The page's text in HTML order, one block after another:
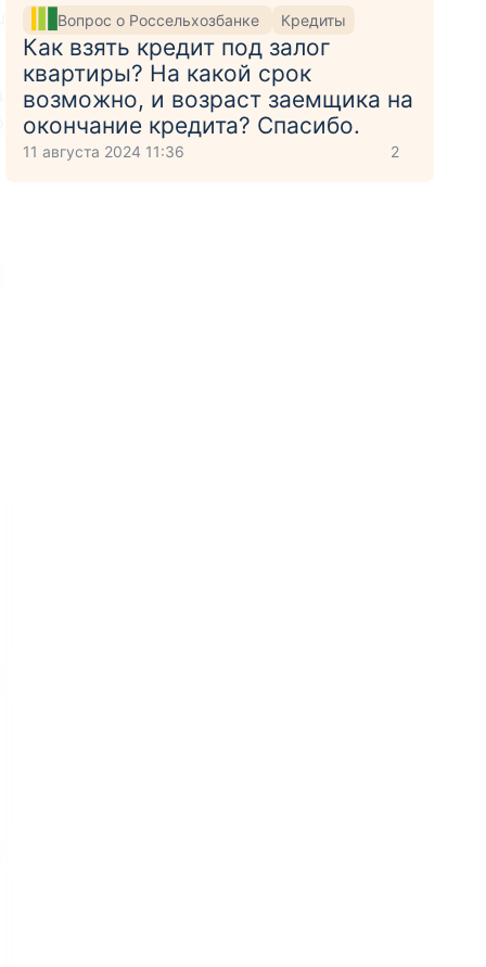
Вопрос о Россельхозбанке Кредиты
Как взять кредит под залог
квартиры? На какой срок
возможно, и возраст заемщика на
окончание кредита? Спасибо.
11 августа 2024 11:36 2